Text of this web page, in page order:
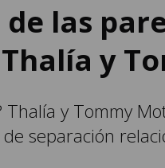
las
y
Thalía y Tommy
separación